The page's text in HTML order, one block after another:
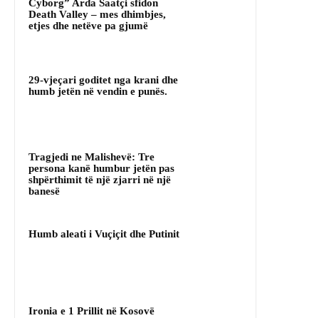
Cyborg” Arda Saatçi sfidon
Death Valley – mes dhimbjes,
etjes dhe netëve pa gjumë
29-vjeçari goditet nga krani dhe
humb jetën në vendin e punës.
Tragjedi ne Malishevë: Tre
persona kanë humbur jetën pas
shpërthimit të një zjarri në një
banesë
Humb aleati i Vuçiçit dhe Putinit
Ironia e 1 Prillit në Kosovë